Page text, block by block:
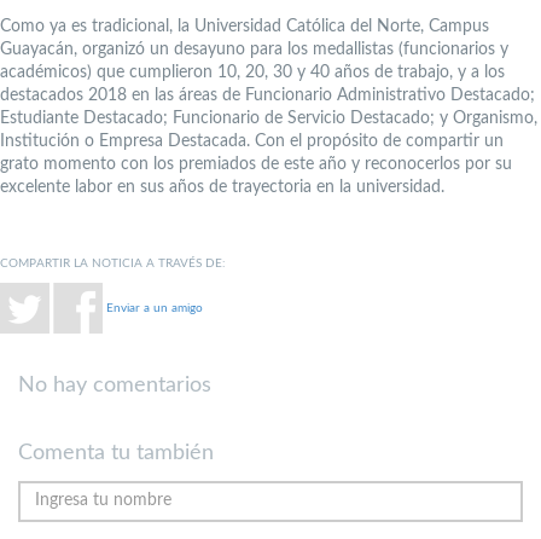
Como ya es tradicional, la Universidad Católica del Norte, Campus
Guayacán, organizó un desayuno para los medallistas (funcionarios y
académicos) que cumplieron 10, 20, 30 y 40 años de trabajo, y a los
destacados 2018 en las áreas de Funcionario Administrativo Destacado;
Estudiante Destacado; Funcionario de Servicio Destacado; y Organismo,
Institución o Empresa Destacada. Con el propósito de compartir un
grato momento con los premiados de este año y reconocerlos por su
excelente labor en sus años de trayectoria en la universidad.
COMPARTIR LA NOTICIA A TRAVÉS DE:
Enviar a un amigo
No hay comentarios
Comenta tu también